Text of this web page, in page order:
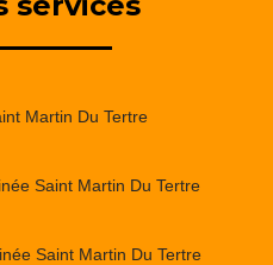
Martin Du Tertre
Saint Martin Du Tertre
Saint Martin Du Tertre